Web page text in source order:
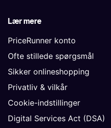
Lær mere
PriceRunner konto
Ofte stillede spørgsmål
Sikker onlineshopping
Privatliv & vilkår
Cookie-indstillinger
Digital Services Act (DSA)